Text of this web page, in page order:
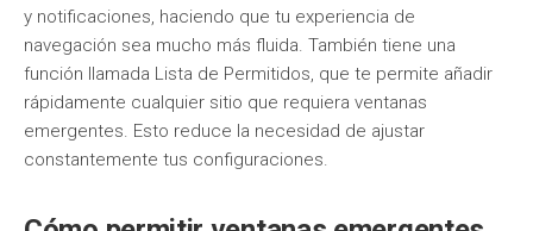
y notificaciones, haciendo que tu experiencia de
navegación sea mucho más fluida. También tiene una
función llamada Lista de Permitidos, que te permite añadir
rápidamente cualquier sitio que requiera ventanas
emergentes. Esto reduce la necesidad de ajustar
constantemente tus configuraciones.